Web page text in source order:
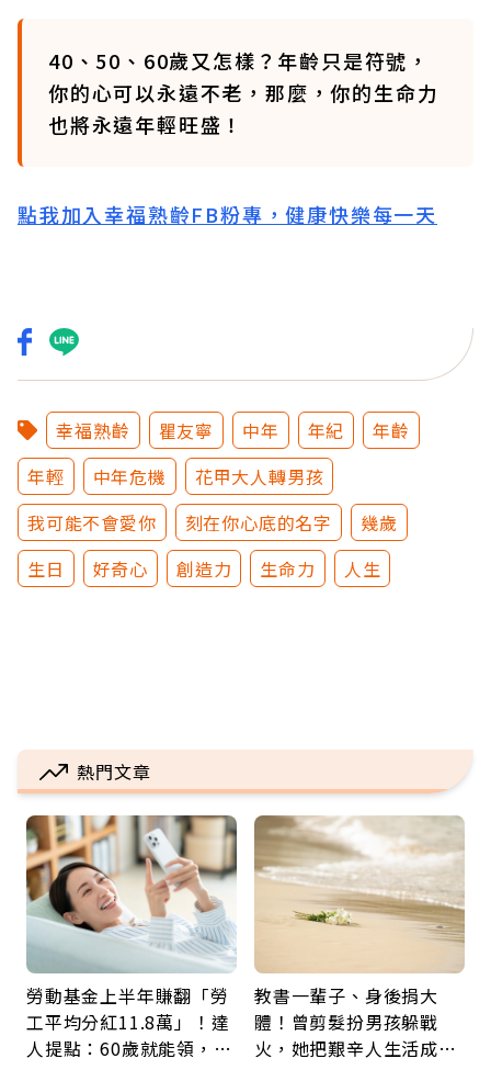
40、50、60歲又怎樣？年齡只是符號，
你的心可以永遠不老，那麼，你的生命力
也將永遠年輕旺盛！
點我加入幸福熟齡FB粉專，健康快樂每一天
幸福熟齡 瞿友寧 中年 年紀
年齡
年輕
中年危機
花甲大人轉男孩
我可能不會愛你
刻在你心底的名字
幾歲
生日
好奇心 創造力 生命力 人生
熱門文章
勞動基金上半年賺翻「勞
工平均分紅11.8萬」！達
人提點：60歲就能領，重
教書一輩子、身後捐大
體！曾剪髮扮男孩躲戰
火，她把艱辛人生活成風